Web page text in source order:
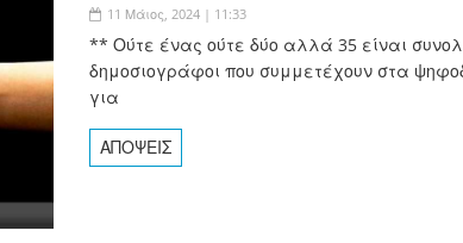
11 Μάιος, 2024 | 11:33
** Ούτε ένας ούτε δύο αλλά 35 είναι
δημοσιογράφοι που συμμετέχουν στα
για
ΑΠΟΨΕΙΣ